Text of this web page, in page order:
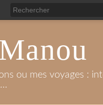
ou mes voyages :